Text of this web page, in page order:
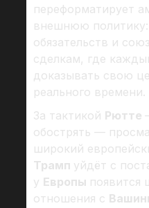
переформатирует
внешнюю
обязательств и
сделкам, где
доказывать свою
реального времени.
За тактикой Рютте
обострять —
широкий
Трамп уйдёт с
у Европы появится
отношения с